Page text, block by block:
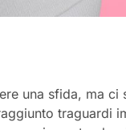
una sfida, ma
traguardi